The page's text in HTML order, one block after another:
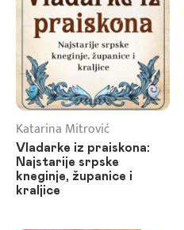
Katarina Mitrović
Vladarke iz praiskona:
Najstarije srpske
kneginje, županice i
kraljice